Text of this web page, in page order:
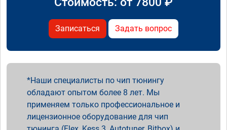
Записаться Задать вопрос
Наши специалисты по чип тюнингу
обладают опытом более 8 лет. Мы
применяем только профессиональное и
лицензионное оборудование для чип